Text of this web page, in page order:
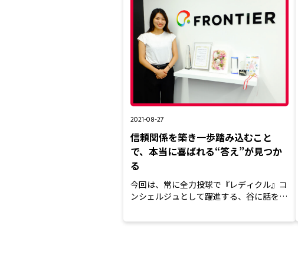
2021-08-27
信頼関係を築き一歩踏み込むこと
で、本当に喜ばれる“答え”が見つか
る
今回は、常に全力投球で『レディクル』コ
ンシェルジュとして躍進する、谷に話を聞